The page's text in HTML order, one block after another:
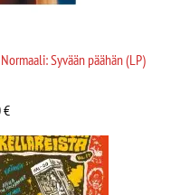
Syvään päähän (LP)
€